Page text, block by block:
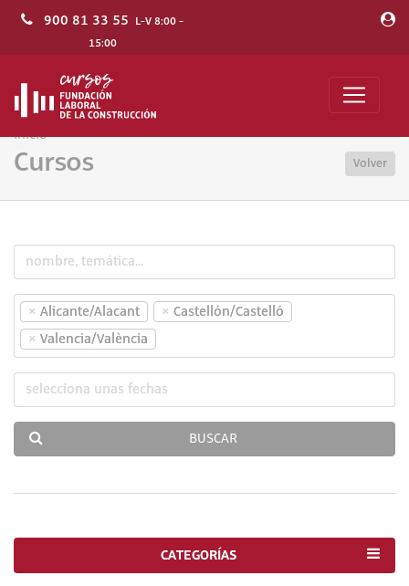
900 81 33 55 L-V 8:00 -
15:00
Inicio
Cursos Volver
× Alicante/Alacant × Castellón/Castelló
× Valencia/València
BUSCAR
CATEGORÍAS